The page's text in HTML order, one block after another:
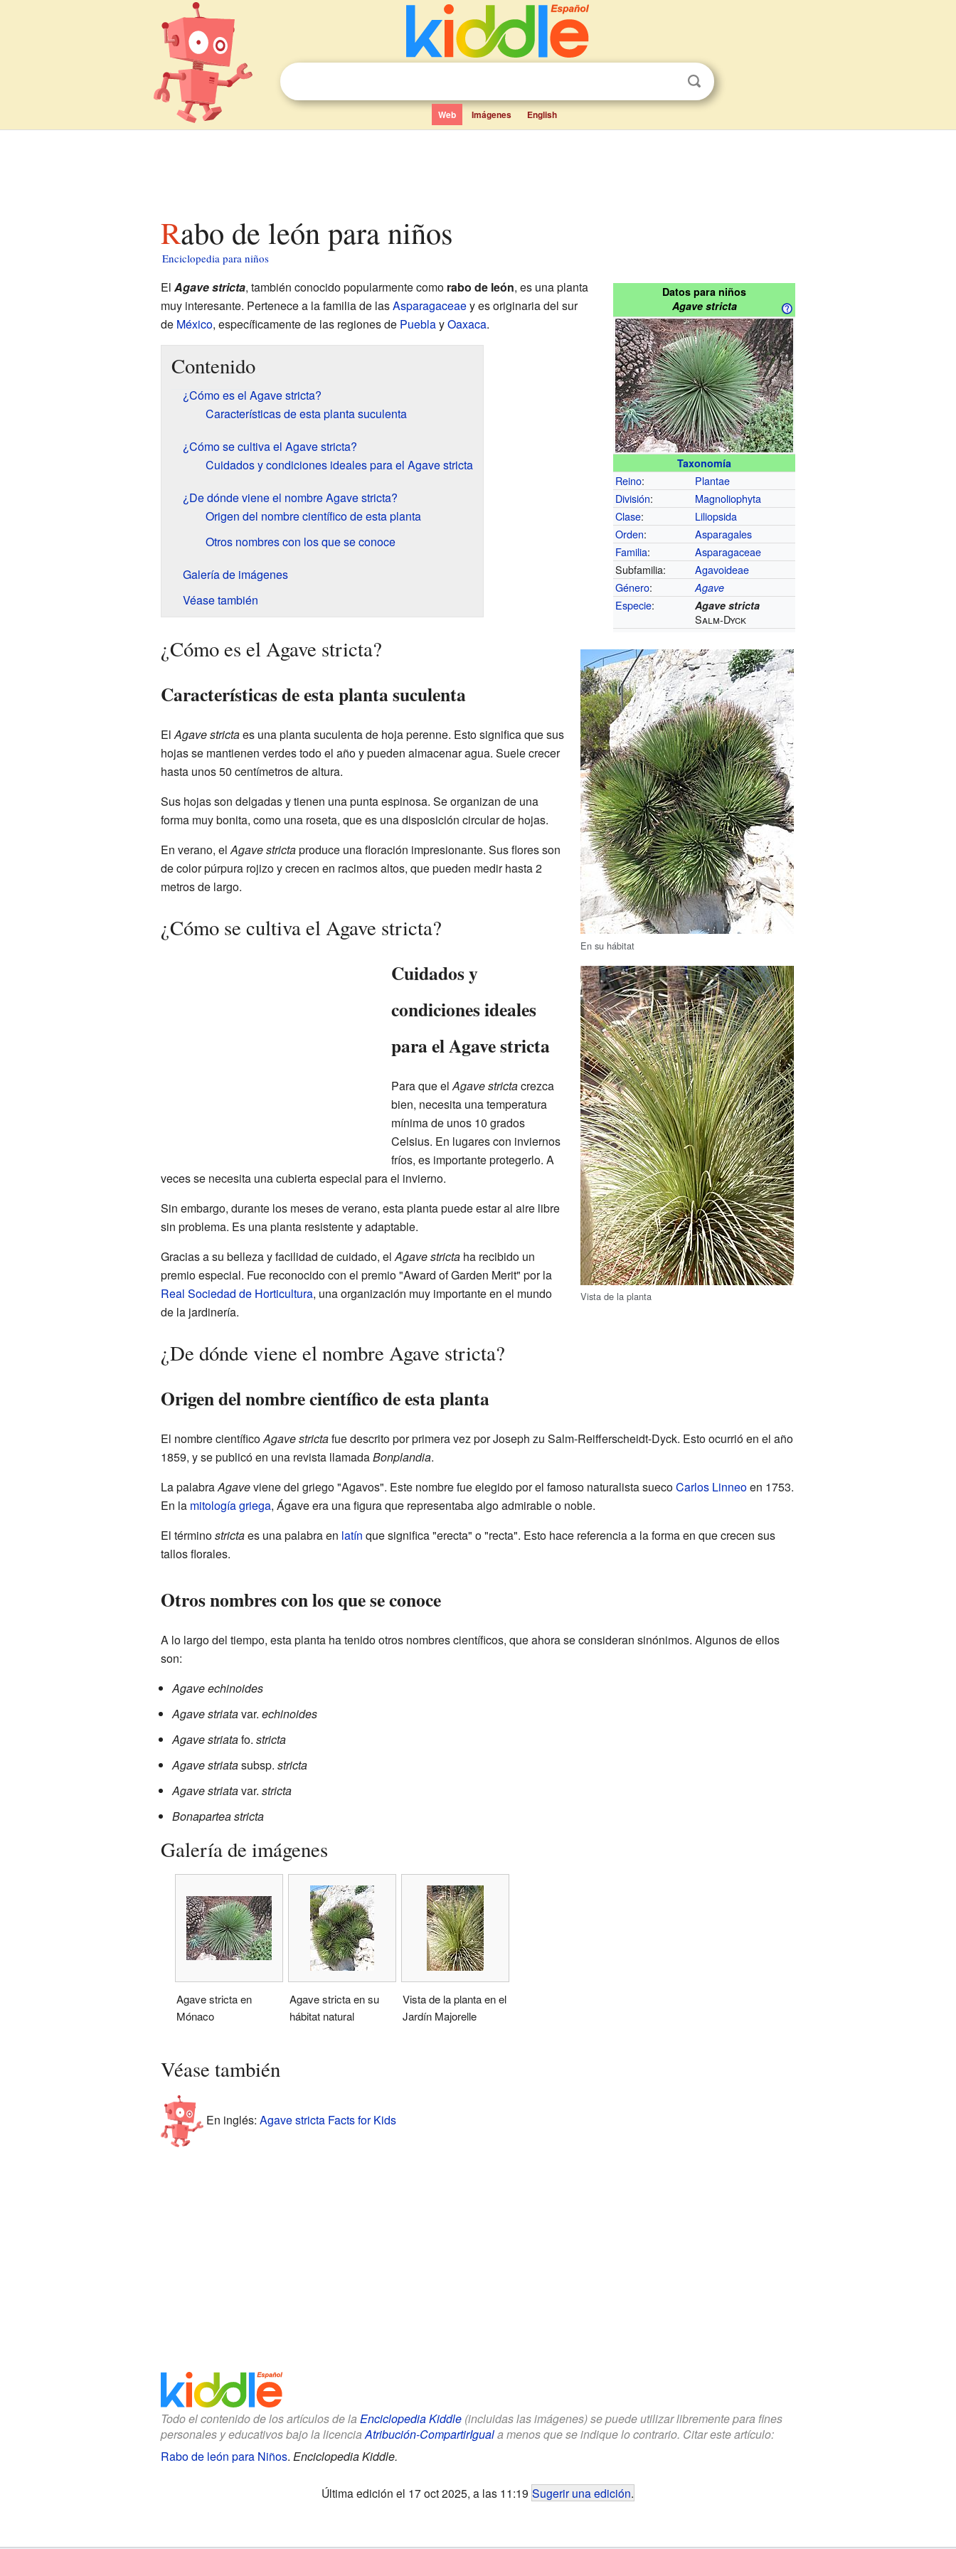
Web Imágenes English
Rabo de león para niños
Enciclopedia para niños
Datos para niños
Agave stricta
Taxonomía
Reino:
Plantae
División:
Magnoliophyta
Clase:
Liliopsida
Orden:
Asparagales
Familia:
Asparagaceae
Subfamilia:
Agavoideae
Género: Agave
Especie: Agave stricta
Salm-Dyck
El Agave stricta, también conocido popularmente como rabo de león, es una planta
muy interesante. Pertenece a la familia de lasAsparagaceaey es originaria del sur
de México, específicamente de las regiones de PueblayOaxaca.
En su hábitat
Vista de la planta
Contenido
¿Cómo es el Agave stricta?
Características de esta planta suculenta
¿Cómo se cultiva el Agave stricta?
Cuidados y condiciones ideales para el Agave stricta
¿De dónde viene el nombre Agave stricta?
Origen del nombre científico de esta planta
Otros nombres con los que se conoce
Galería de imágenes
Véase también
¿Cómo es el Agave stricta?
Características de esta planta suculenta
ElAgave strictaes una planta suculenta de hoja perenne. Esto significa que sus
hojas se mantienen verdes todo el año y pueden almacenar agua. Suele crecer
hasta unos 50 centímetros de altura.
Sus hojas son delgadas y tienen una punta espinosa. Se organizan de una
forma muy bonita, como una roseta, que es una disposición circular de hojas.
En verano, elAgave strictaproduce una floración impresionante. Sus flores son
de color púrpura rojizo y crecen en racimos altos, que pueden medir hasta 2
metros de largo.
¿Cómo se cultiva el Agave stricta?
Cuidados y
condiciones ideales
para el Agave stricta
Para que elAgave strictacrezca
bien, necesita una temperatura
mínima de unos 10 grados
Celsius. En lugares con inviernos
fríos, es importante protegerlo. A
veces se necesita una cubierta especial para el invierno.
Sin embargo, durante los meses de verano, esta planta puede estar al aire libre
sin problema. Es una planta resistente y adaptable.
Gracias a su belleza y facilidad de cuidado, elAgave strictaha recibido un
premio especial. Fue reconocido con el premio "Award of Garden Merit" por la
Real Sociedad de Horticultura, una organización muy importante en el mundo
de la jardinería.
¿De dónde viene el nombre Agave stricta?
Origen del nombre científico de esta planta
El nombre científicoAgave strictafue descrito por primera vez por Joseph zu Salm-Reifferscheidt-Dyck. Esto ocurrió en el año
1859, y se publicó en una revista llamadaBonplandia.
La palabraAgaveviene del griego "Agavos". Este nombre fue elegido por el famoso naturalista suecoCarlos Linneoen 1753.
En la mitología griega, Ágave era una figura que representaba algo admirable o noble.
El términostrictaes una palabra en latín que significa "erecta" o "recta". Esto hace referencia a la forma en que crecen sus
tallos florales.
Otros nombres con los que se conoce
A lo largo del tiempo, esta planta ha tenido otros nombres científicos, que ahora se consideran sinónimos. Algunos de ellos
son:
Agave echinoides
Agave striatavar. echinoides
Agave striatafo. stricta
Agave striatasubsp. stricta
Agave striatavar. stricta
Bonapartea stricta
Galería de imágenes
Agave stricta en
Mónaco
Agave stricta en su
hábitat natural
Vista de la planta en el
Jardín Majorelle
Véase también
En inglés: Agave stricta Facts for Kids
Todo el contenido de los artículos de la Enciclopedia Kiddle(incluidas las imágenes) se puede utilizar libremente para fines
personales y educativos bajo la licencia Atribución-CompartirIguala menos que se indique lo contrario. Citar este artículo:
Rabo de león para Niños. Enciclopedia Kiddle.
Última edición el 17 oct 2025, a las 11:19 Sugerir una edición.